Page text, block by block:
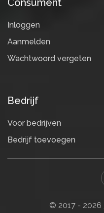
Consument
Inloggen
Aanmelden
Wachtwoord vergeten
Bedrijf
Voor bedrijven
Bedrijf toevoegen
© 2017 - 2026